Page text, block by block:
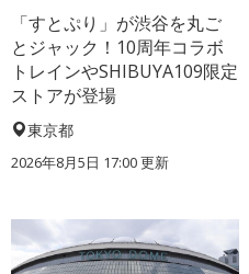
「すとぷり」が渋谷を丸ご
とジャック！10周年コラボ
トレインやSHIBUYA109限定
ストアが登場
東京都
2026年8月5日 17:00更新